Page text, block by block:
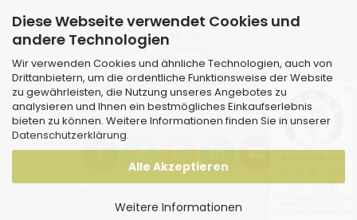
Diese Webseite verwendet Cookies und
andere Technologien
Wir verwenden Cookies und ähnliche Technologien, auch von
Drittanbietern, um die ordentliche Funktionsweise der Website
zu gewährleisten, die Nutzung unseres Angebotes zu
analysieren und Ihnen ein bestmögliches Einkaufserlebnis
bieten zu können. Weitere Informationen finden Sie in unserer
Datenschutzerklärung.
Alle Akzeptieren
Weitere Informationen
SEHR GUT
4.94
ebay.de
Hinweis zu den Bewertungen
vonJungCreative.